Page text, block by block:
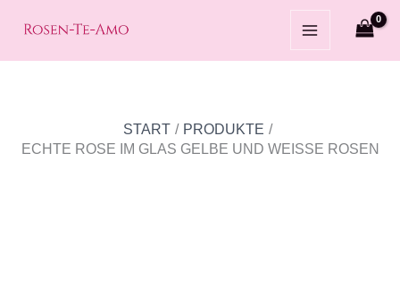
Inhalt
springen
START
PRODUKTE
ECHTE ROSE IM GLAS GELBE UND WEISSE ROSEN
Angebot!Preis
war:
Preis
ist:
Rose
im
weiße